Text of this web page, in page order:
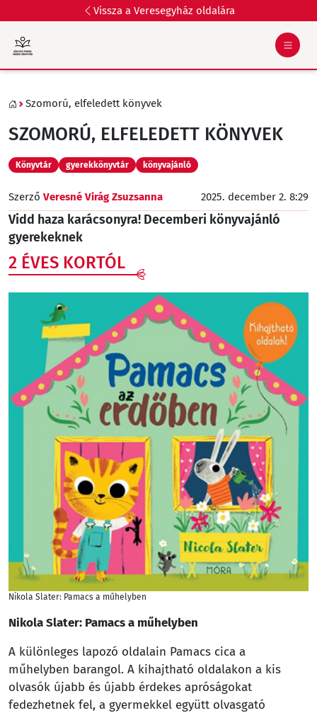
Vissza a Veresegyház oldalára
Szomorú, elfeledett könyvek
SZOMORÚ, ELFELEDETT KÖNYVEK
Könyvtár gyerekkönyvtár könyvajánló
Szerző Veresné Virág Zsuzsanna 2025. december 2. 8:29
Vidd haza karácsonyra! Decemberi könyvajánló
gyerekeknek
2 ÉVES KORTÓL
Nikola Slater: Pamacs a műhelyben
Nikola Slater: Pamacs a műhelyben
A különleges lapozó oldalain Pamacs cica a
műhelyben barangol. A kihajtható oldalakon a kis
olvasók újabb és újabb érdekes apróságokat
fedezhetnek fel, a gyermekkel együtt olvasgató